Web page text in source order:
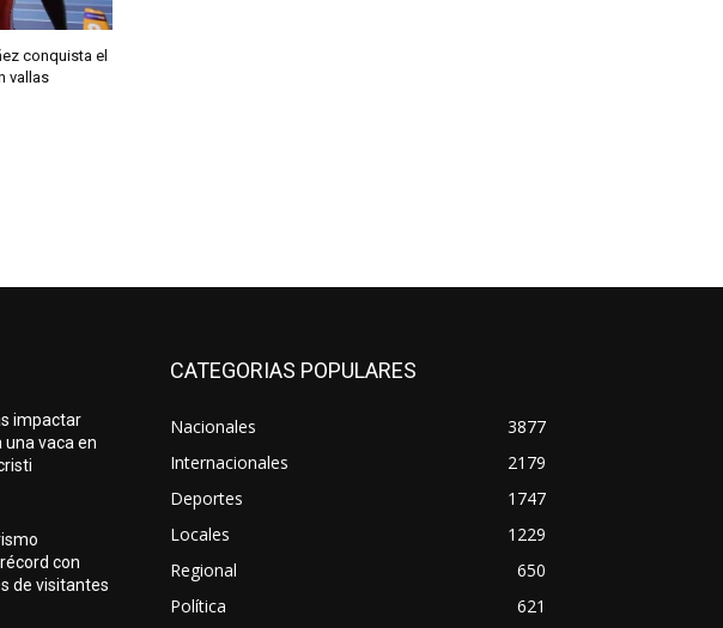
conquista el
vallas
impactar
vaca en
con
de visitantes
CATEGORIAS POPULARES
Nacionales
3877
Internacionales
2179
Deportes
1747
Locales
1229
Regional
650
Política
621